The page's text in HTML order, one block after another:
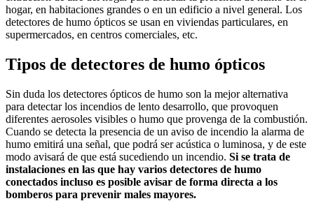
hogar, en habitaciones grandes o en un edificio a nivel general. Los
detectores de humo ópticos se usan en viviendas particulares, en
supermercados, en centros comerciales, etc.
Tipos de detectores de humo ópticos
Sin duda los detectores ópticos de humo son la mejor alternativa
para detectar los incendios de lento desarrollo, que provoquen
diferentes aerosoles visibles o humo que provenga de la combustión.
Cuando se detecta la presencia de un aviso de incendio la alarma de
humo emitirá una señal, que podrá ser acústica o luminosa, y de este
modo avisará de que está sucediendo un incendio. Si se trata de
instalaciones en las que hay varios detectores de humo
conectados incluso es posible avisar de forma directa a los
bomberos para prevenir males mayores.